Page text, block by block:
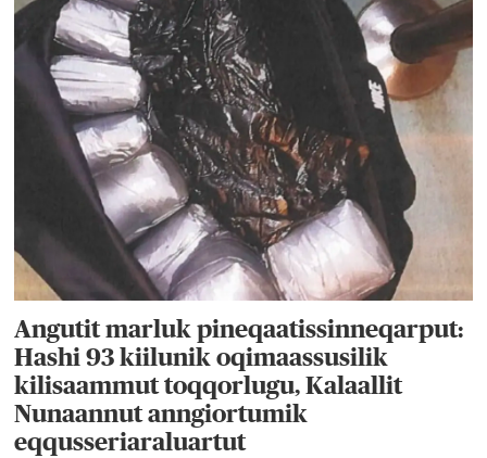
Angutit marluk pineqaatissinneqarput:
Hashi 93 kiilunik oqimaassusilik
kilisaammut toqqorlugu, Kalaallit
Nunaannut anngiortumik
eqqusseriaraluartut